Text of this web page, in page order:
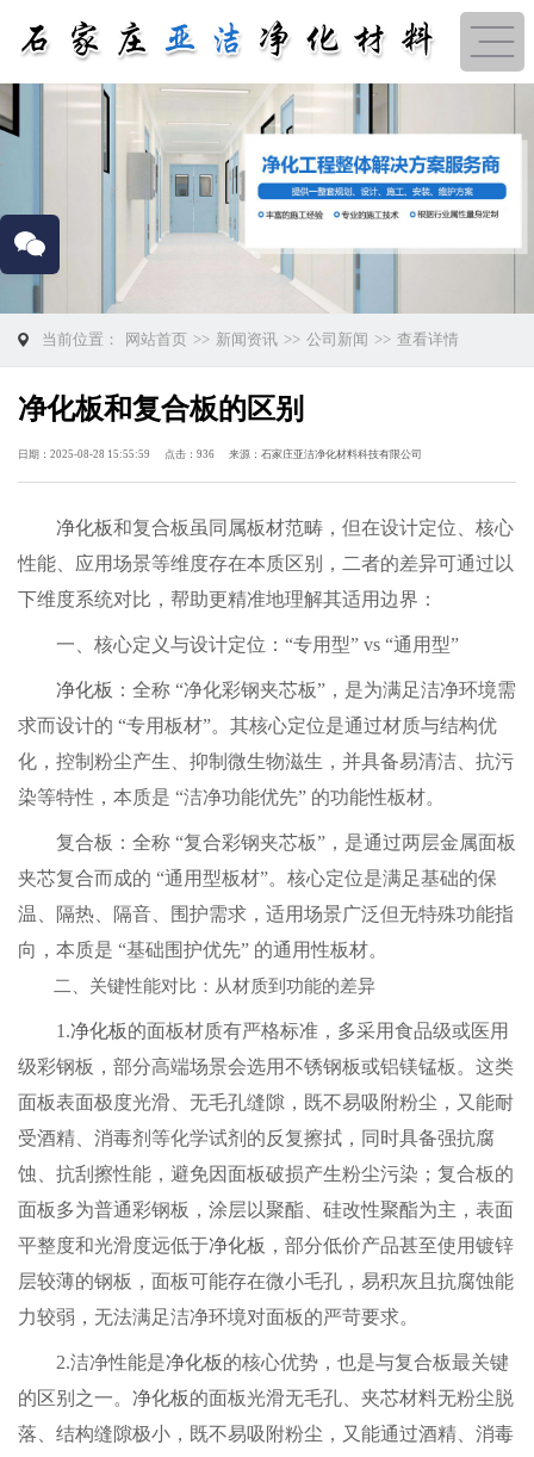
当前位置： 网站首页 >> 新闻资讯 >> 公司新闻 >> 查看详情
净化板和复合板的区别
日期：2025-08-28 15:55:59 点击：936 来源： 石家庄亚洁净化材料科技有限公司
净化板和复合板虽同属板材范畴，但在设计定位、核心
性能、应用场景等维度存在本质区别，二者的差异可通过以
下维度系统对比，帮助更精准地理解其适用边界：
一、核心定义与设计定位：“专用型” vs “通用型”
净化板 ：全称 “净化彩钢夹芯板”，是为满足洁净环境需
求而设计的 “专用板材”。其核心定位是通过材质与结构优
化，控制粉尘产生、抑制微生物滋生，并具备易清洁、抗污
染等特性，本质是 “洁净功能优先” 的功能性板材。
复合板：全称 “复合彩钢夹芯板”，是通过两层金属面板
夹芯复合而成的 “通用型板材”。核心定位是满足基础的保
温、隔热、隔音、围护需求，适用场景广泛但无特殊功能指
向，本质是 “基础围护优先” 的通用性板材。
二、关键性能对比：从材质到功能的差异
1.净化板的面板材质有严格标准，多采用食品级或医用
级彩钢板，部分高端场景会选用不锈钢板或铝镁锰板。这类
面板表面极度光滑、无毛孔缝隙，既不易吸附粉尘，又能耐
受酒精、消毒剂等化学试剂的反复擦拭，同时具备强抗腐
蚀、抗刮擦性能，避免因面板破损产生粉尘污染；复合板的
面板多为普通彩钢板，涂层以聚酯、硅改性聚酯为主，表面
平整度和光滑度远低于净化板 ，部分低价产品甚至使用镀锌
层较薄的钢板，面板可能存在微小毛孔，易积灰且抗腐蚀能
力较弱，无法满足洁净环境对面板的严苛要求。
2.洁净性能是净化板的核心优势，也是与复合板最关键
的区别之一。 净化板的面板光滑无毛孔、夹芯材料无粉尘脱
落、结构缝隙极小，既不易吸附粉尘，又能通过酒精、消毒